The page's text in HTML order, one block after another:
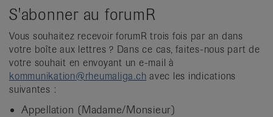
S'abonner au forumR
Vous souhaitez recevoir forumR trois fois par an dans
votre boîte aux lettres ? Dans ce cas, faites-nous part de
votre souhait en envoyant un e-mail à
kommunikation@rheumaliga.ch avec les indications
suivantes :
Appellation (Madame/Monsieur)